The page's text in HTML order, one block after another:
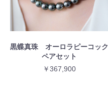
黒蝶真珠 オーロラピーコック
ペアセット
￥367,900